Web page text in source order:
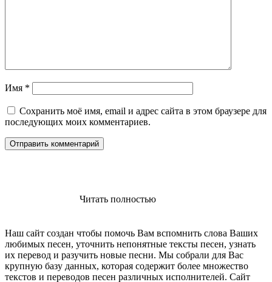
Имя *
Сохранить моё имя, email и адрес сайта в этом браузере для
последующих моих комментариев.
Читать полностью
Наш сайт создан чтобы помочь Вам вспомнить слова Ваших
любимых песен, уточнить непонятные тексты песен, узнать
их перевод и разучить новые песни. Мы собрали для Вас
крупную базу данных, которая содержит более множество
текстов и переводов песен различных исполнителей. Сайт